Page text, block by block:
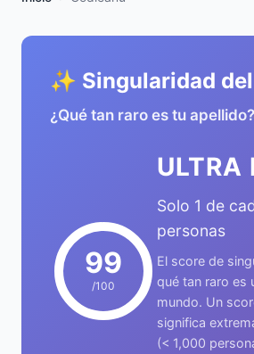
✨ Singularidad
¿Qué tan raro es tu apellido?
99
/100
ULTRA
Solo 1 de
personas
El score de
qué tan raro es
mundo. Un
significa
(< 1,000